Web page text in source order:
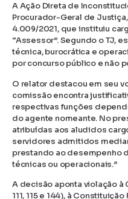
A Ação Direta de
Procurador-Geral de
4.009/2021, que instituiu
“Assessor”. Segundo o TJ,
técnica, burocrática e
por concurso público e não
O relator destacou em seu
comissão encontra
respectivas funções
do agente nomeante. No
atribuídas aos aludidos
servidores admitidos
prestando ao desempenho
técnicas ou operacionais.”
A decisão aponta violação à
111, 115 e 144), à